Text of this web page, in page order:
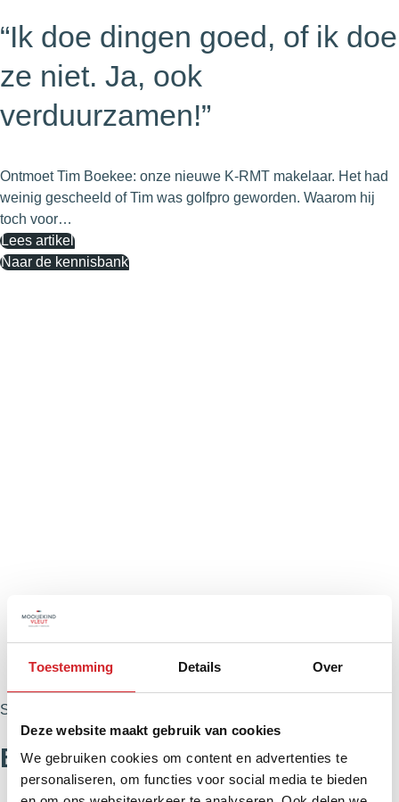
Toestemming Details Over
Deze website maakt gebruik van cookies
We gebruiken cookies om content en advertenties te
personaliseren, om functies voor social media te bieden
“Ik doe dingen goed, of ik doe
ze niet. Ja, ook
verduurzamen!”
Ontmoet Tim Boekee: onze nieuwe K-RMT makelaar. Het had
weinig gescheeld of Tim was golfpro geworden. Waarom hij
toch voor…
Lees artikel
Naar de kennisbank
Stappenplan
Bekijk ons stappenplan